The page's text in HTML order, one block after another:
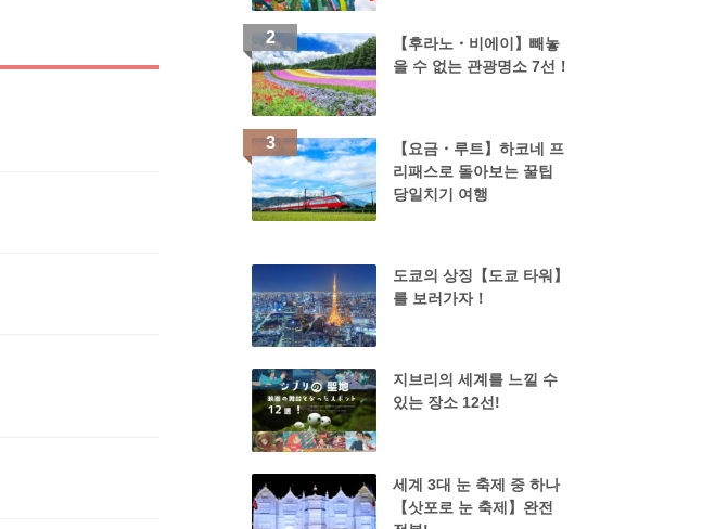
【후라노・비에이】빼놓
을 수 없는 관광명소 7선！
【요금・루트】하코네 프
리패스로 돌아보는 꿀팁
당일치기 여행
도쿄의 상징【도쿄 타워】
를 보러가자！
지브리의 세계를 느낄 수
있는 장소 12선!
세계 3대 눈 축제 중 하나
【삿포로 눈 축제】완전